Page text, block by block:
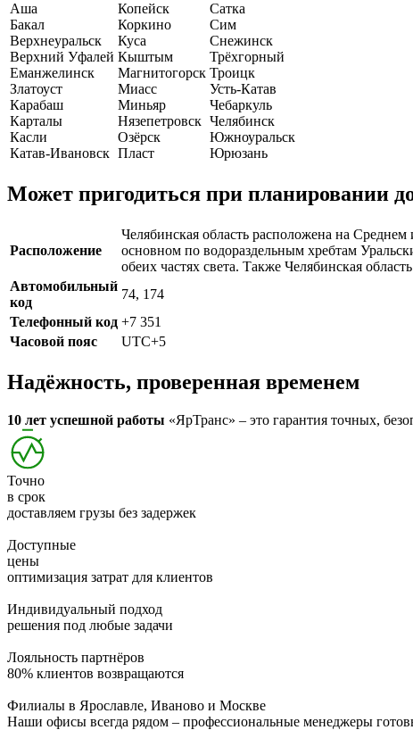
Аша
Бакал
Верхнеуральск
Верхний Уфалей
Еманжелинск
Златоуст
Карабаш
Карталы
Касли
Катав-Ивановск
Копейск
Коркино
Куса
Кыштым
Магнитогорск
Миасс
Миньяр
Нязепетровск
Озёрск
Пласт
Сатка
Сим
Снежинск
Трёхгорный
Троицк
Усть-Катав
Чебаркуль
Челябинск
Южноуральск
Юрюзань
Может пригодиться при планировании
Расположение
Челябинская область расположена на
основном по водораздельным хребтам
обеих частях света. Также Челябинская
Автомобильный
код
74, 174
Телефонный код +7 351
Часовой пояс
UTC+5
Надёжность, проверенная временем
10 лет успешной работы «ЯрТранс» – это гарантия точных,
Точно
в срок
доставляем грузы без задержек
Доступные
цены
оптимизация затрат для клиентов
Индивидуальный подход
решения под любые задачи
Лояльность партнёров
80% клиентов возвращаются
Филиалы в Ярославле, Иваново и Москве
Наши офисы всегда рядом – профессиональные менеджеры